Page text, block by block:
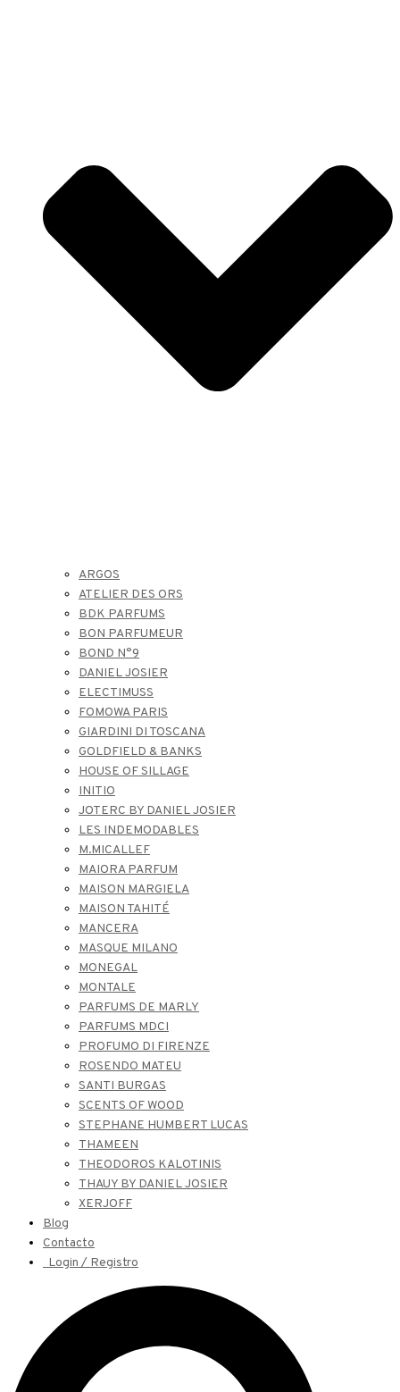
ARGOS
ATELIER DES ORS
BDK PARFUMS
BON PARFUMEUR
BOND N°9
DANIEL JOSIER
ELECTIMUSS
FOMOWA PARIS
GIARDINI DI TOSCANA
GOLDFIELD & BANKS
HOUSE OF SILLAGE
INITIO
JOTERC BY DANIEL JOSIER
LES INDEMODABLES
M.MICALLEF
MAIORA PARFUM
MAISON MARGIELA
MAISON TAHITÉ
MANCERA
MASQUE MILANO
MONEGAL
MONTALE
PARFUMS DE MARLY
PARFUMS MDCI
PROFUMO DI FIRENZE
ROSENDO MATEU
SANTI BURGAS
SCENTS OF WOOD
STEPHANE HUMBERT LUCAS
THAMEEN
THEODOROS KALOTINIS
THAUY BY DANIEL JOSIER
XERJOFF
Blog
Contacto
Login / Registro